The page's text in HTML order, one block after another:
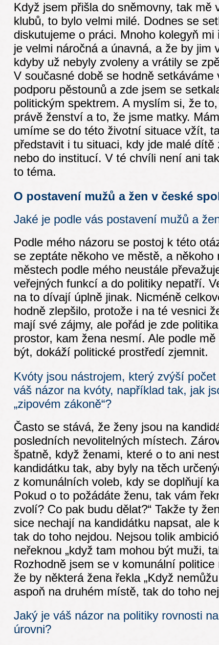
Když jsem přišla do sněmovny, tak mě
klubů, to bylo velmi milé. Dodnes se
diskutujeme o práci. Mnoho kolegyň
je velmi náročná a únavná, a že by jim
kdyby už nebyly zvoleny a vrátily se
V současné době se hodně
podporu pěstounů a zde jsem se
politickým spektrem. A myslím si, že
právě ženství a to, že jsme matky.
umíme se do této životní situace vžít,
představit i tu situaci, kdy jde malé dítě
nebo do institucí. V té chvíli není ani
to téma.
O postavení mužů a žen v české
Jaké je podle vás postavení mužů a
Podle mého názoru se postoj k této
se zeptáte někoho ve městě, a někoho
městech podle mého neustále
veřejných funkcí a do politiky nepatří.
na to dívají úplně jinak. Nicméně
hodně zlepšilo, protože i na té vesnici
mají své zájmy, ale pořád je zde
prostor, kam žena nesmí. Ale podle
být, dokáží politické prostředí zjemnit.
Kvóty jsou nástrojem, který zvýší
váš názor na kvóty, například tak, jak
„zipovém zákoně“?
Často se stává, že ženy jsou na
posledních nevolitelných místech.
špatně, když ženami, které o to ani
kandidátku tak, aby byly na těch
z komunálních voleb, kdy se doplňují
Pokud o to požádáte ženu, tak vám
zvolí? Co pak budu dělat?“ Takže ty
sice nechají na kandidátku napsat, ale
tak do toho nejdou. Nejsou tolik
neřeknou „když tam mohou být muži,
Rozhodně jsem se v komunální
že by některá žena řekla „Když
aspoň na druhém místě, tak do toho
Jaký je váš názor na politiky rovnosti
úrovni?